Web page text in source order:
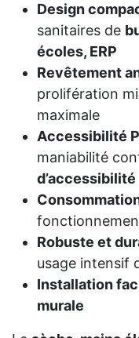
Design
sanitaires de
écoles, ERP
Revêtement
prolifération
maximale
Accessibilité
maniabilité
d’accessibilité
Robuste et
usage intensif
Installation
murale